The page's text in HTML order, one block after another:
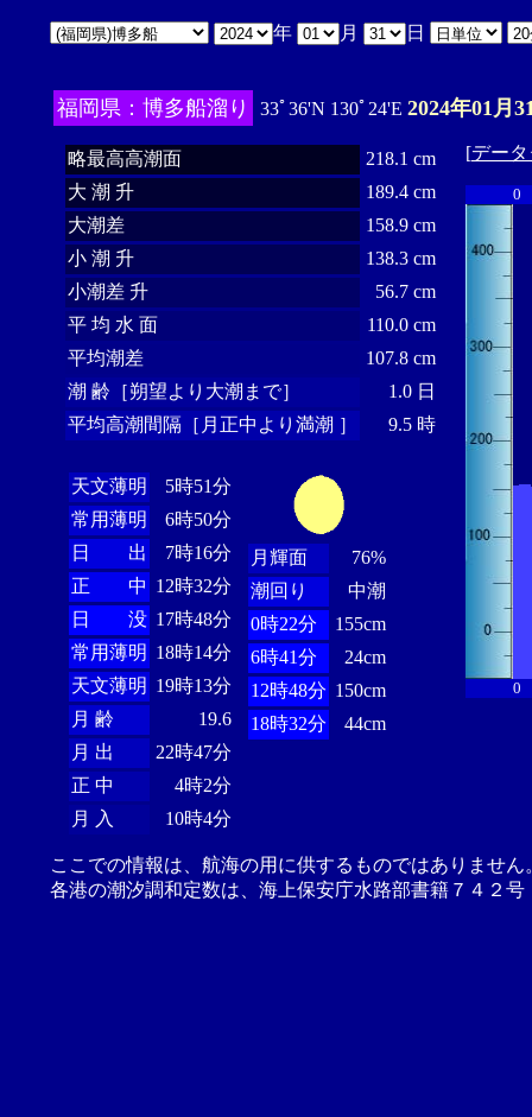
年 月 日
福岡県：博多船溜り 33ﾟ36'N 130ﾟ24'E 2024年01月
略最高高潮面
218.1 cm
大 潮 升
189.4 cm
大潮差
158.9 cm
小 潮 升
138.3 cm
小潮差 升
56.7 cm
平 均 水 面
110.0 cm
平均潮差
107.8 cm
潮 齢［朔望より大潮まで］
1.0 日
平均高潮間隔［月正中より満潮 ］
9.5 時
天文薄明
5時51分
常用薄明
6時50分
日 出
7時16分
正 中 12時32分
日 没 17時48分
常用薄明 18時14分
天文薄明 19時13分
月 齢
19.6
月 出
22時47分
正 中
4時2分
月 入
10時4分
月輝面
76%
潮回り
中潮
0時22分
155cm
6時41分
24cm
12時48分 150cm
18時32分
44cm
[デー
0
0
ここでの情報は、航海の用に供するものではありませ
各港の潮汐調和定数は、海上保安庁水路部書籍７４２